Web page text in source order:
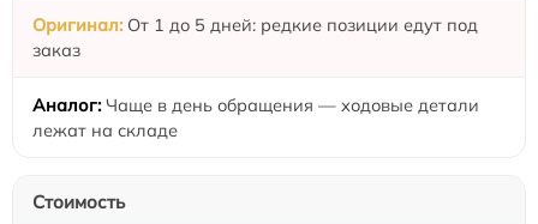
От 1 до 5 дней: редкие позиции едут под
заказ
Чаще в день обращения — ходовые детали
лежат на складе
Стоимость